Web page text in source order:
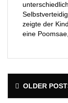
zeigte der
eine
Posts
OLDER